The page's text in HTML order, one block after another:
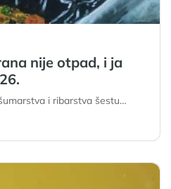
nije otpad, i ja
i ribarstva šestu…